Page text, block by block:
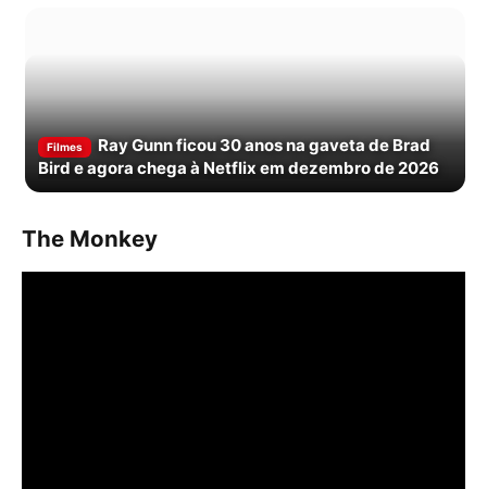
Filmes
Ray Gunn ficou 30 anos na gaveta de Brad
Bird e agora chega à Netflix em dezembro de 2026
The Monkey